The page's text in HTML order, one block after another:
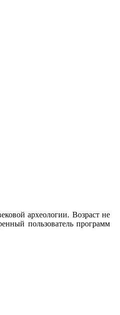
археологии. Возраст не
пользователь программ